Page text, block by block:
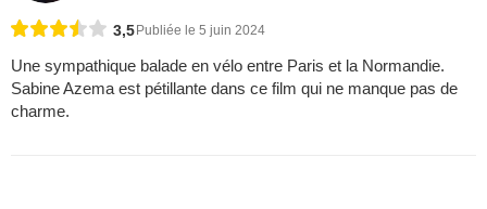
3,5Publiée le 5 juin 2024
Une sympathique balade en vélo entre Paris et la Normandie.
Sabine Azema est pétillante dans ce film qui ne manque pas de
charme.